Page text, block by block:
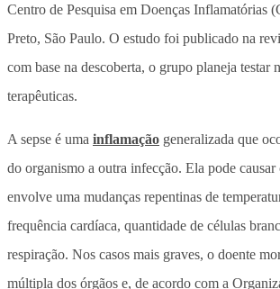
Centro de Pesquisa em Doenças Inflamatórias
Preto, São Paulo. O estudo foi publicado na
com base na descoberta, o grupo planeja testar
terapêuticas.
A sepse é uma inflamação generalizada que
do organismo a outra infecção. Ela pode
envolve uma mudanças repentinas de
frequência cardíaca, quantidade de células
respiração. Nos casos mais graves, o doente
múltipla dos órgãos e, de acordo com a